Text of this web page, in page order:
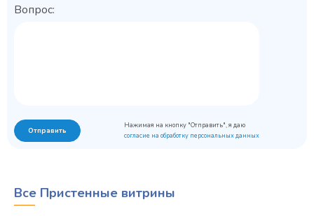
Вопрос:
Отправить
Нажимая на кнопку "Отправить", я даю
согласие на обработку персональных данных
Все Пристенные витрины